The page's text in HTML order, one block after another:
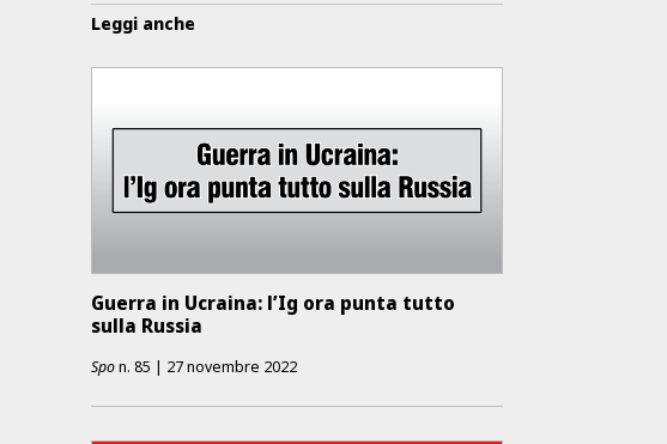
Leggi anche
Guerra in Ucraina: l’Ig ora punta tutto
sulla Russia
Spon.85 | 27 novembre 2022